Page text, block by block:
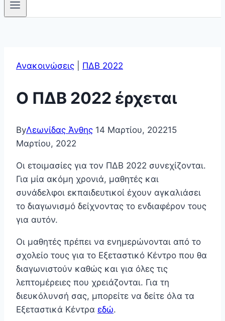
Ανακοινώσεις ΠΔΒ 2022
Ο ΠΔΒ 2022 έρχεται
ByΛεωνίδας Άνθης 14 Μαρτίου, 202215
Μαρτίου, 2022
Οι ετοιμασίες για τον ΠΔΒ 2022 συνεχίζονται.
Για μία ακόμη χρονιά, μαθητές και
συνάδελφοι εκπαιδευτικοί έχουν αγκαλιάσει
το διαγωνισμό δείχνοντας το ενδιαφέρον τους
για αυτόν.
Οι μαθητές πρέπει να ενημερώνονται από το
σχολείο τους για το Εξεταστικό Κέντρο που θα
διαγωνιστούν καθώς και για όλες τις
λεπτομέρειες που χρειάζονται. Για τη
διευκόλυνσή σας, μπορείτε να δείτε όλα τα
Εξεταστικά Κέντρα εδώ.